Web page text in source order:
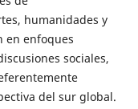
humanidades y
en enfoques
sociales,
del sur global.